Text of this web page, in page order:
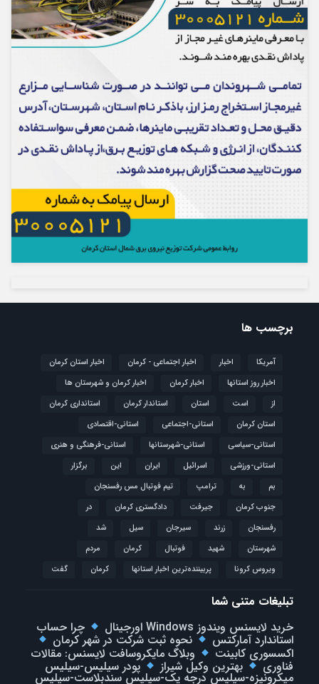
برچسب ها
آمریکا اخبار اخبار اجتماعی - کرمان
اخبار استان کرمان
اخبار روز استانها
اخبار کرمان
اخبار کرمان و شهرستان ها
از
است استان استاندار کرمان
استانداری کرمان
استان کرمان
استانی-اجتماعی
استانی-اقتصادی
استانی-سیاسی
استانی-شهرستانها
استانی-فرهنگی و هنری
استانی-ورزشی
اسرائیل ایران این
برگزار
بم
به ترامپ
تیم فوتبال مس رفسنجان
جنوب کرمان
جیرفت دادگستری کرمان
در
رفسنجان
زرند سیرجان سیل
شد
شهرستان
شهید فوتبال كرمان
مردم
ویروس کرونا
پربیننده‌ترین اخبار استانها کرمان گفت
تبلیغات متنی شما
خرید لایسنس ویندوز Windows اورجینال
چرا حساب
استاندارد آمارکتس نحوه ثبت شرکت در شهر کرمان
اکسسوری کابینت وبلاگ مایکروسافت لایسنس: مقالات
فناوری بهترین وکیل شیراز پودر سیلیس-سیلیس
میکرونیزه-سیلیس درجه یک-سیلیس سندبلاست-سیلیس